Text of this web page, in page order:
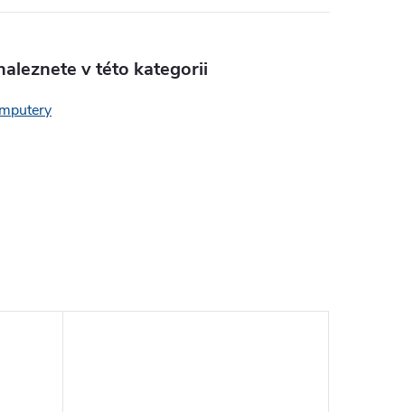
v této kategorii